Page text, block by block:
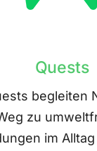
Quests
begleiten
zu
im